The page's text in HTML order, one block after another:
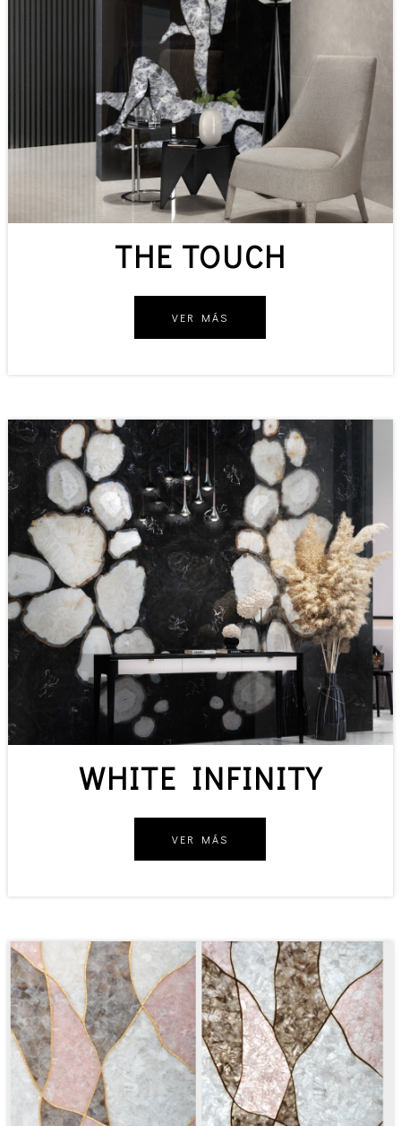
THE TOUCH
VER MÁS
WHITE INFINITY
VER MÁS